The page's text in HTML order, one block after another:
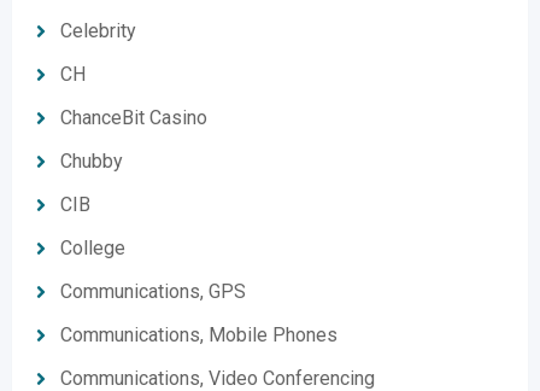
Celebrity
CH
ChanceBit Casino
Chubby
CIB
College
Communications, GPS
Communications, Mobile Phones
Communications, Video Conferencing